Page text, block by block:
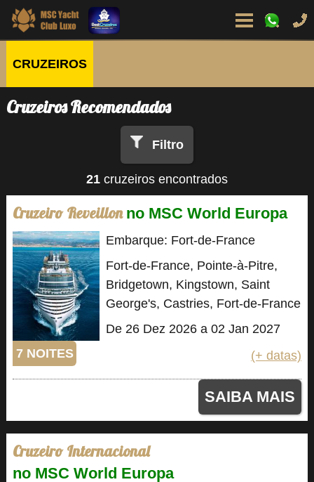
CRUZEIROS
Cruzeiros Recomendados
Filtro
21 cruzeiros encontrados
Cruzeiro Reveillon no MSC World Europa
7 NOITES
Embarque: Fort-de-France
Fort-de-France, Pointe-à-Pitre,
Bridgetown, Kingstown, Saint
George's, Castries, Fort-de-France
De 26 Dez 2026 a 02 Jan 2027
(+ datas)
SAIBA MAIS
Cruzeiro Internacional
no MSC World Europa